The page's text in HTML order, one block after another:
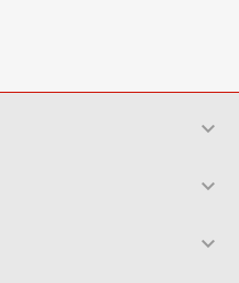


